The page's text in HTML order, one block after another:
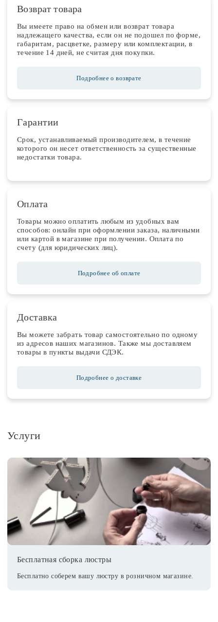
Возврат товара
Вы имеете право на обмен или возврат товара
надлежащего качества, если он не подошел по форме,
габаритам, расцветке, размеру или комплектации, в
течение 14 дней, не считая дня покупки.
Подробнее о возврате
Гарантии
Срок, устанавливаемый производителем, в течение
которого он несет ответственность за существенные
недостатки товара.
Оплата
Товары можно оплатить любым из удобных вам
способов: онлайн при оформлении заказа, наличными
или картой в магазине при получении. Оплата по
счету (для юридических лиц).
Подробнее об оплате
Доставка
Вы можете забрать товар самостоятельно по одному
из адресов наших магазинов. Также мы доставляем
товары в пункты выдачи СДЭК.
Подробнее о доставке
Услуги
Бесплатная сборка люстры
Бесплатно соберем вашу люстру в розничном магазине.